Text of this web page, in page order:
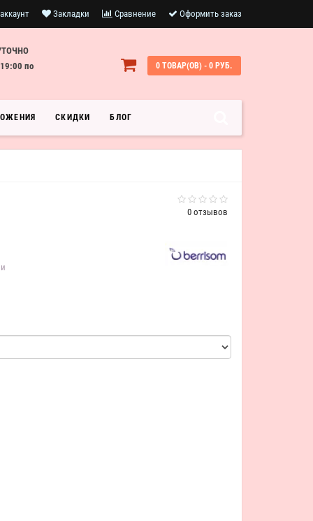
Закладки Сравнение Оформить заказ
по
0 ТОВАР(ОВ) - 0 РУБ.
СКИДКИ БЛОГ
0 отзывов